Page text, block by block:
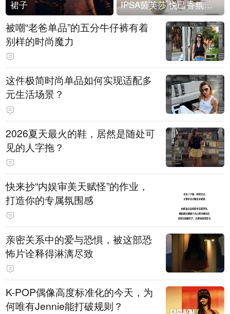
裙子 IPSA茵芙莎 悦己香氛凝露上市
被嘲“老爸单品”的五分牛仔裤有着
别样的时尚魔力
这件极简时尚单品如何实现适配多
元生活场景？
2026夏天最火的鞋，居然是随处可
见的人字拖？
快来抄“内娱审美天赋怪”的作业，
打造你的专属氛围感
亲密关系中的爱与恐惧，被这部恐
怖片诠释得淋漓尽致
K-POP偶像高度标准化的今天，为
何唯有Jennie能打破规则？